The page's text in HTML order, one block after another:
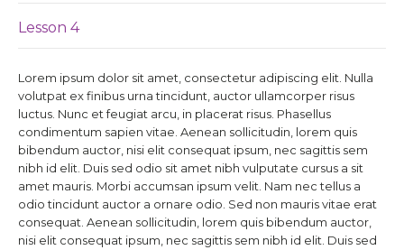
Lesson 4
Lorem ipsum dolor sit amet, consectetur adipiscing elit. Nulla
volutpat ex finibus urna tincidunt, auctor ullamcorper risus
luctus. Nunc et feugiat arcu, in placerat risus. Phasellus
condimentum sapien vitae. Aenean sollicitudin, lorem quis
bibendum auctor, nisi elit consequat ipsum, nec sagittis sem
nibh id elit. Duis sed odio sit amet nibh vulputate cursus a sit
amet mauris. Morbi accumsan ipsum velit. Nam nec tellus a
odio tincidunt auctor a ornare odio. Sed non mauris vitae erat
consequat. Aenean sollicitudin, lorem quis bibendum auctor,
nisi elit consequat ipsum, nec sagittis sem nibh id elit. Duis sed